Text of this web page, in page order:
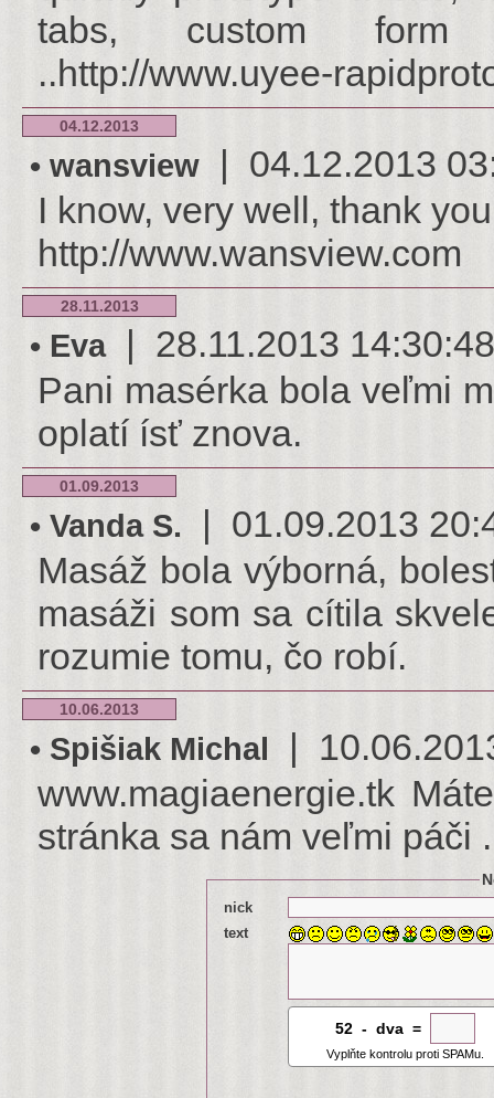
tabs, custom form
..http://www.uyee-
04.12.2013
• wansview | 04.12.2013
I know, very well, thank
http://www.wansview.com
28.11.2013
• Eva| 28.11.2013
Pani masérka bola veľmi
oplatí ísť znova.
01.09.2013
• Vanda S.
| 01.09.2013
Masáž bola výborná,
masáži som sa cítila
rozumie tomu, čo robí.
10.06.2013
• Spišiak Michal
|
www.magiaenergie.tk
stránka sa nám veľmi páči .
nick
text
528 -0 dva =
Vyplňte kontrolu proti SPAMu.